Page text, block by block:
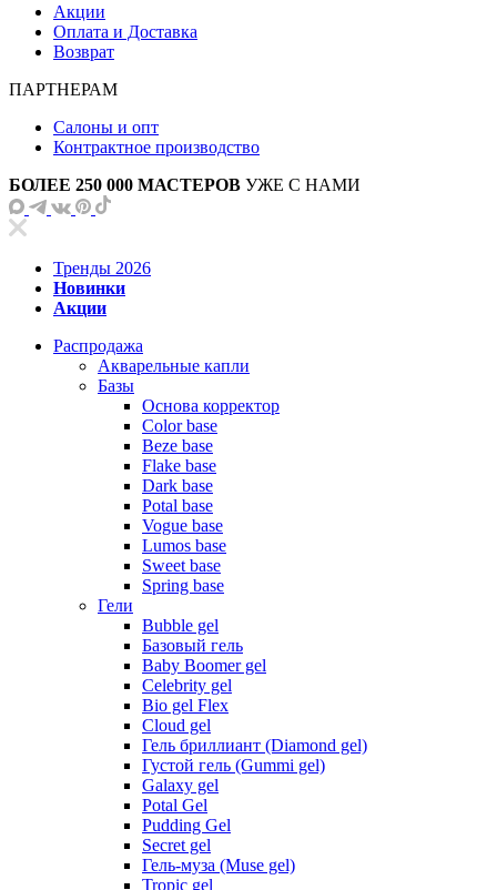
Акции
Оплата и Доставка
Возврат
ПАРТНЕРАМ
Салоны и опт
Контрактное производство
БОЛЕЕ 250 000 МАСТЕРОВ УЖЕ С НАМИ
Тренды 2026
Новинки
Акции
Распродажа
Акварельные капли
Базы
Основа корректор
Color base
Beze base
Flake base
Dark base
Potal base
Vogue base
Lumos base
Sweet base
Spring base
Гели
Bubble gel
Базовый гель
Baby Boomer gel
Celebrity gel
Bio gel Flex
Cloud gel
Гель бриллиант (Diamond gel)
Густой гель (Gummi gel)
Galaxy gel
Potal Gel
Pudding Gel
Secret gel
Гель-муза (Muse gel)
Tropic gel